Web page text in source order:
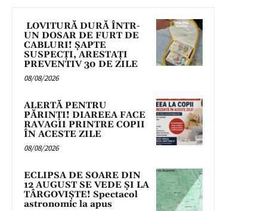
LOVITURĂ DURĂ ÎNTR-
UN DOSAR DE FURT DE
CABLURI! ȘAPTE
SUSPECȚI, ARESTAȚI
PREVENTIV 30 DE ZILE
08/08/2026
ALERTĂ PENTRU
PĂRINȚI! DIAREEA FACE
RAVAGII PRINTRE COPII
ÎN ACESTE ZILE
08/08/2026
ECLIPSA DE SOARE DIN
12 AUGUST SE VEDE ȘI LA
TÂRGOVIȘTE! Spectacol
astronomic la apus